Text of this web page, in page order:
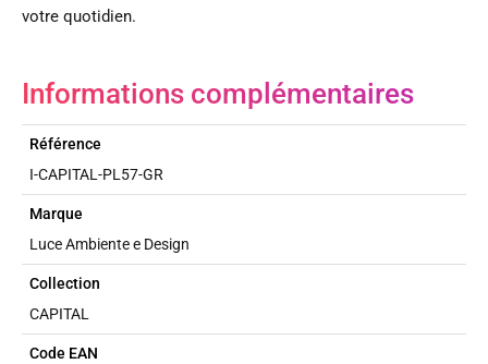
votre quotidien.
Informations complémentaires
Référence
I-CAPITAL-PL57-GR
Marque
Luce Ambiente e Design
Collection
CAPITAL
Code EAN